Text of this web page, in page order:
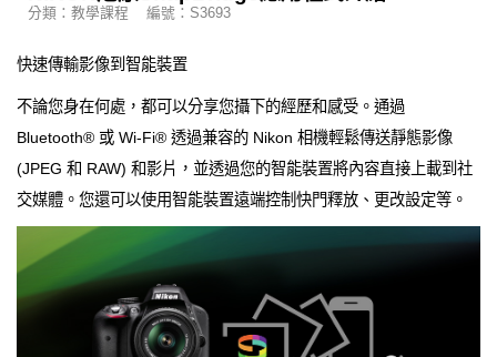
分類：教學課程 編號：S3693
快速傳輸影像到智能裝置
不論您身在何處，都可以分享您攝下的經歷和感受。通過
Bluetooth® 或 Wi-Fi® 透過兼容的 Nikon 相機輕鬆傳送靜態影像
(JPEG 和 RAW) 和影片，並透過您的智能裝置將內容直接上載到社
交媒體。您還可以使用智能裝置遠端控制快門釋放、更改設定等。